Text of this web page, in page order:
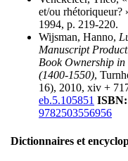
et/ou rhétoriqueur?
1994, p. 219-220.
Wijsman, Hanno,
Manuscript
Book Ownership
(1400-1550),
16), 2010, xiv +
eb.5.105851 ISBN:
9782503556956
Dictionnaires et